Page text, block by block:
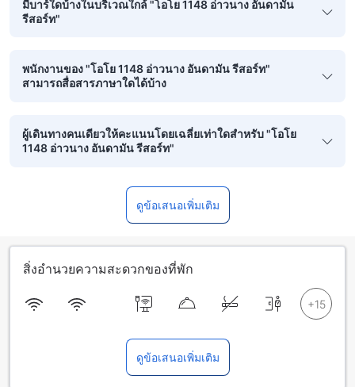
มีบาร์ใดบ้างในบริเวณใกล้ "โอโย 1148 อ่าวนาง อันดามัน
รีสอร์ท"
พนักงานของ "โอโย 1148 อ่าวนาง อันดามัน รีสอร์ท"
สามารถสื่อสารภาษาใดได้บ้าง
ผู้เดินทางคนเดียวให้คะแนนโดยเฉลี่ยเท่าใดสำหรับ "โอโย
1148 อ่าวนาง อันดามัน รีสอร์ท"
ดูข้อเสนอเพิ่มเติม
สิ่งอำนวยความสะดวกของที่พัก
ดูข้อเสนอเพิ่มเติม